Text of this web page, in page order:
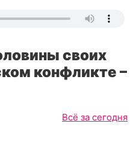
своих
конфликте –
Всё за сегодня